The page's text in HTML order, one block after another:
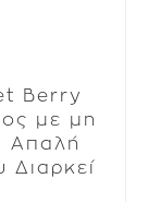
Berry
με μη
Απαλή
Διαρκεί